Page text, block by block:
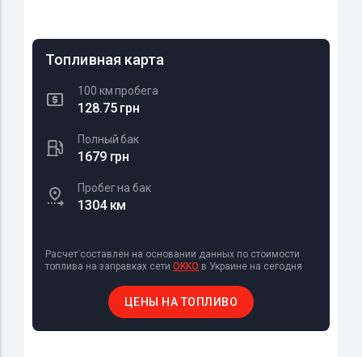
Топливная карта
100 км пробега
128.75 грн
Полный бак
1679 грн
Пробег на бак
1304 км
Расчет составлен на основании данных по стоимости
топлива на заправках сети OKKO в Украине на сегодня
ЦЕНЫ НА ТОПЛИВО